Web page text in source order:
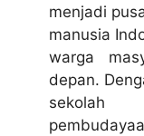
menjadi
manusia
warga
depan.
sekolah